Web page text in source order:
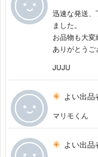
迅速な発送、
ました。
お品物も大変
ありがとうご
JUJU
よい出品
マリモくん
よい出品